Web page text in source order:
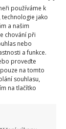
používáme k
jako
a našim
chování při
nebo
a funkce.
proveďte
na tomto
souhlasu,
na tlačítko
socialismu:
12 ze 12 bodů
za
kdo má